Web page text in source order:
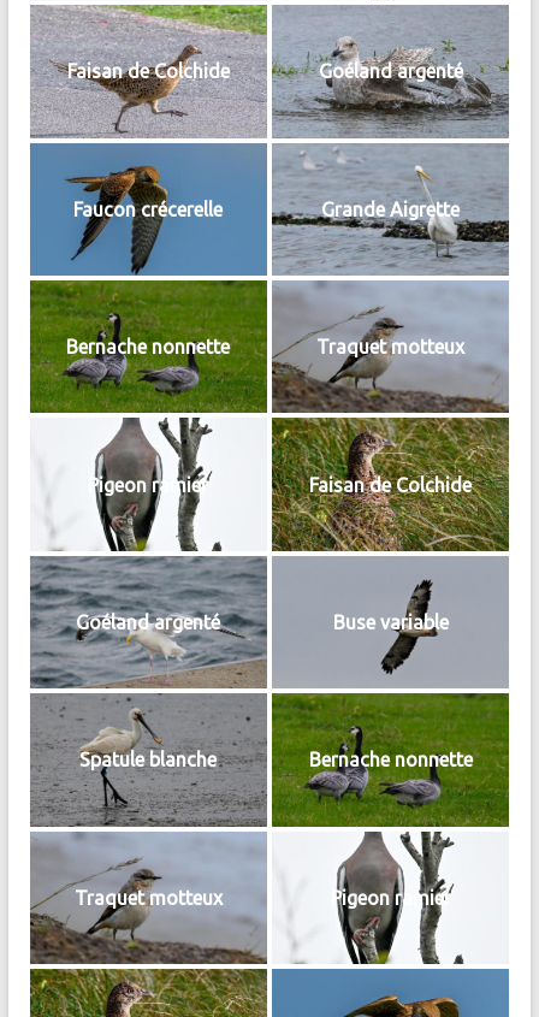
Faisan de Colchide Goéland argenté
Faucon crécerelle Grande Aigrette
Bernache nonnette Traquet motteux
Pigeon ramier Faisan de Colchide
Goéland argenté Buse variable
Spatule blanche Bernache nonnette
Traquet motteux Pigeon ramier